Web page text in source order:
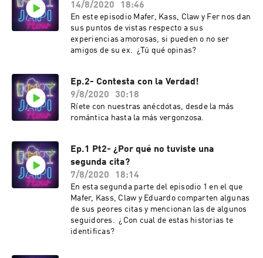
14/8/2020
18:46
En este episodio Mafer, Kass, Claw y Fer nos dan
sus puntos de vistas respecto a sus
experiencias amorosas, si pueden o no ser
amigos de su ex. ¿Tú qué opinas?
Ep.2- Contesta con la Verdad!
9/8/2020
30:18
Ríete con nuestras anécdotas, desde la más
romántica hasta la más vergonzosa.
Ep.1 Pt2- ¿Por qué no tuviste una
segunda cita?
7/8/2020
18:14
En esta segunda parte del episodio 1 en el que
Mafer, Kass, Claw y Eduardo comparten algunas
de sus peores citas y mencionan las de algunos
seguidores. ¿Con cual de estas historias te
identificas?